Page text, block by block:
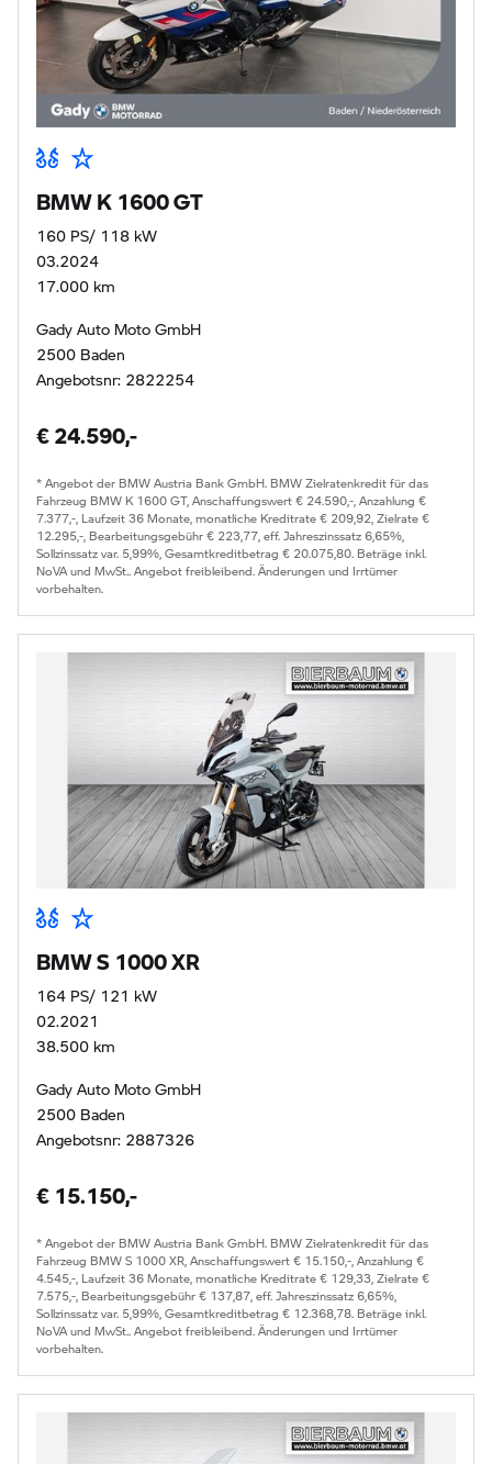
BMW K 1600 GT
160 PS/ 118 kW
03.2024
17.000 km
Gady Auto Moto GmbH
2500 Baden
Angebotsnr: 2822254
€ 24.590,-
* Angebot der BMW Austria Bank GmbH. BMW Zielratenkredit für das
Fahrzeug BMW K 1600 GT, Anschaffungswert € 24.590,-, Anzahlung €
7.377,-, Laufzeit 36 Monate, monatliche Kreditrate € 209,92, Zielrate €
12.295,-, Bearbeitungsgebühr € 223,77, eff. Jahreszinssatz 6,65%,
Sollzinssatz var. 5,99%, Gesamtkreditbetrag € 20.075,80. Beträge inkl.
NoVA und MwSt.. Angebot freibleibend. Änderungen und Irrtümer
vorbehalten.
BMW S 1000 XR
164 PS/ 121 kW
02.2021
38.500 km
Gady Auto Moto GmbH
2500 Baden
Angebotsnr: 2887326
€ 15.150,-
* Angebot der BMW Austria Bank GmbH. BMW Zielratenkredit für das
Fahrzeug BMW S 1000 XR, Anschaffungswert € 15.150,-, Anzahlung €
4.545,-, Laufzeit 36 Monate, monatliche Kreditrate € 129,33, Zielrate €
7.575,-, Bearbeitungsgebühr € 137,87, eff. Jahreszinssatz 6,65%,
Sollzinssatz var. 5,99%, Gesamtkreditbetrag € 12.368,78. Beträge inkl.
NoVA und MwSt.. Angebot freibleibend. Änderungen und Irrtümer
vorbehalten.